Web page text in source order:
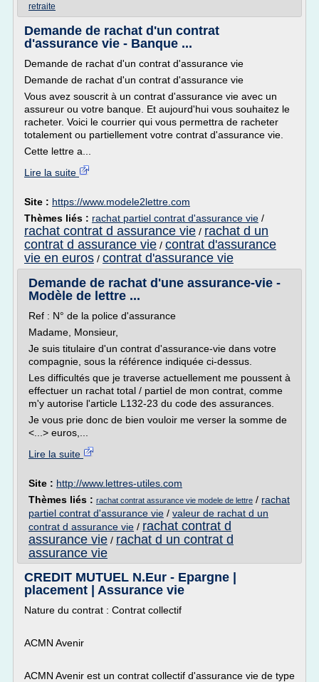
retraite
Demande de rachat d'un contrat
d'assurance vie - Banque ...
Demande de rachat d'un contrat d'assurance vie
Demande de rachat d'un contrat d'assurance vie
Vous avez souscrit à un contrat d'assurance vie avec un
assureur ou votre banque. Et aujourd'hui vous souhaitez le
racheter. Voici le courrier qui vous permettra de racheter
totalement ou partiellement votre contrat d'assurance vie.
Cette lettre a...
Lire la suite
Site : https://www.modele2lettre.com
Thèmes liés : rachat partiel contrat d'assurance vie /
rachat contrat d assurance vie / rachat d un
contrat d assurance vie / contrat d'assurance
vie en euros / contrat d'assurance vie
Demande de rachat d'une assurance-vie -
Modèle de lettre ...
Ref : N° de la police d'assurance
Madame, Monsieur,
Je suis titulaire d'un contrat d'assurance-vie dans votre
compagnie, sous la référence indiquée ci-dessus.
Les difficultés que je traverse actuellement me poussent à
effectuer un rachat total / partiel de mon contrat, comme
m'y autorise l'article L132-23 du code des assurances.
Je vous prie donc de bien vouloir me verser la somme de
<...> euros,...
Lire la suite
Site : http://www.lettres-utiles.com
Thèmes liés : rachat contrat assurance vie modele de lettre / rachat
partiel contrat d'assurance vie / valeur de rachat d un
contrat d assurance vie / rachat contrat d
assurance vie / rachat d un contrat d
assurance vie
CREDIT MUTUEL N.Eur - Epargne |
placement | Assurance vie
Nature du contrat : Contrat collectif
ACMN Avenir
ACMN Avenir est un contrat collectif d'assurance vie de type